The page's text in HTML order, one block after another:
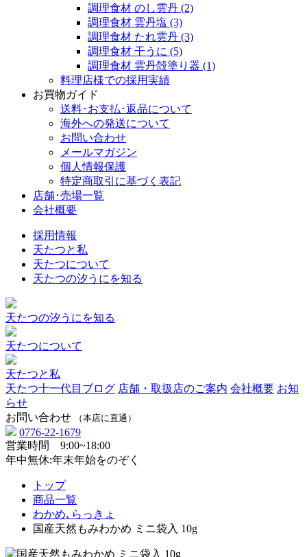
調理食材 のし雲丹 (2)
調理食材 雲丹塩 (3)
調理食材 たれ雲丹 (3)
調理食材 干うに (5)
調理食材 雲丹殻塗り器 (1)
料理店様での採用実績
お買物ガイド
送料･お支払･返品について
海外への発送について
お問い合わせ
メールマガジン
個人情報保護
特定商取引に基づく表記
店舗･売場一覧
会社概要
採用情報
天たつと私
天たつについて
天たつの汐うにを知る
天たつの汐うにを知る
天たつについて
天たつと私
天たつ十一代目ブログ 店舗・取扱店のご案内 会社概要 お知
らせ
お問い合わせ
（本店に直通）
0776-22-1679
営業時間 9:00~18:00
年中無休:年末年始をのぞく
トップ
商品一覧
わかめ､らっきょ
国産天然もみわかめ ミニ袋入 10g